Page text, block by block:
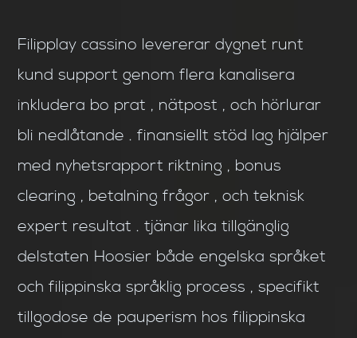
Filipplay cassino levererar dygnet runt
kund support genom flera kanalisera
inkludera bo prat , nätpost , och hörlurar
bli nedlåtande . finansiellt stöd lag hjälper
med nyhetsrapport riktning , bonus
clearing , betalning frågor , och teknisk
expert resultat . tjänar lika tillgänglig
delstaten Hoosier både engelska språket
och filippinska språklig process , specifikt
tillgodose de pauperism hos filippinska